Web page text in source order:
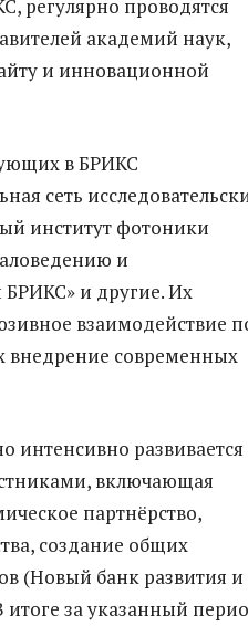
регулярно проводятся
академий наук,
и инновационной
в БРИКС
сеть
институт фотоники
и
и другие. Их
взаимодействие
современных
интенсивно развивается
включающая
партнёрство,
создание общих
(Новый банк развития и
за указанный